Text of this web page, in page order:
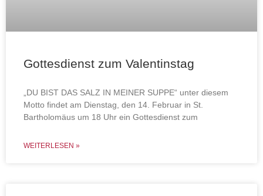
Gottesdienst zum Valentinstag
„DU BIST DAS SALZ IN MEINER SUPPE“ unter diesem
Motto findet am Dienstag, den 14. Februar in St.
Bartholomäus um 18 Uhr ein Gottesdienst zum
WEITERLESEN »